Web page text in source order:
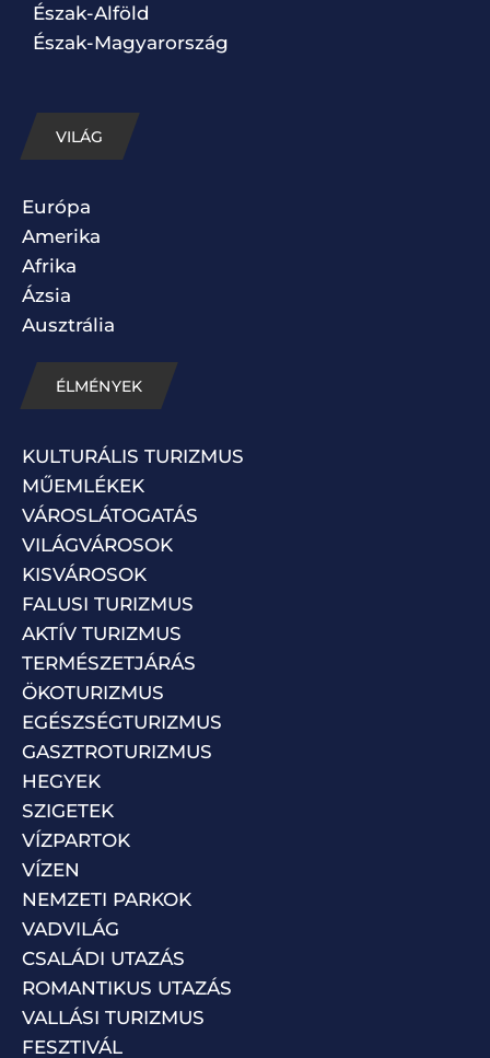
Észak-Alföld
Észak-Magyarország
VILÁG
Európa
Amerika
Afrika
Ázsia
Ausztrália
ÉLMÉNYEK
KULTURÁLIS TURIZMUS
MŰEMLÉKEK
VÁROSLÁTOGATÁS
VILÁGVÁROSOK
KISVÁROSOK
FALUSI TURIZMUS
AKTÍV TURIZMUS
TERMÉSZETJÁRÁS
ÖKOTURIZMUS
EGÉSZSÉGTURIZMUS
GASZTROTURIZMUS
HEGYEK
SZIGETEK
VÍZPARTOK
VÍZEN
NEMZETI PARKOK
VADVILÁG
CSALÁDI UTAZÁS
ROMANTIKUS UTAZÁS
VALLÁSI TURIZMUS
FESZTIVÁL